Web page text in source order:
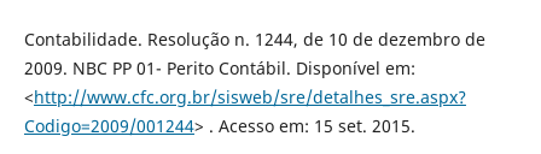
Contabilidade. Resolução n. 1244, de 10 de dezembro de
2009. NBC PP 01- Perito Contábil. Disponível em:
<http://www.cfc.org.br/sisweb/sre/detalhes_sre.aspx?
Codigo=2009/001244> . Acesso em: 15 set. 2015.